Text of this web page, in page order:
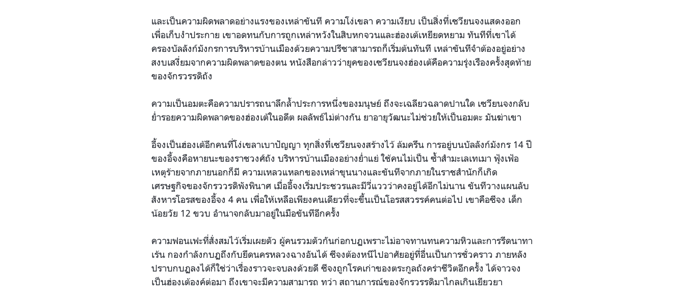
และเป็นความผิดพลาดอย่างแรงของเหล่าขันที ความโง่เขลา ความเงียบ เป็นสิ่งที่เซวียนจงแสดงออก
เพื่อเก็บงำประกาย เขาอดทนกับการถูกเหล่าหวังในสิบหกจวนและฮ่องเต้เหยียดหยาม ทันทีที่เขาได้
ครองบัลลังก์มังกรการบริหารบ้านเมืองด้วยความปรีชาสามารถก็เริ่มต้นทันที เหล่าขันทีจำต้องอยู่อย่าง
สงบเสงี่ยมจากความผิดพลาดของตน หนังสือกล่าวว่ายุคของเซวียนจงฮ่องเต้คือความรุ่งเรืองครั้งสุดท้าย
ของจักรวรรดิถัง
ความเป็นอมตะคือความปรารถนาลึกล้ำประการหนึ่งของมนุษย์ ถึงจะเฉลียวฉลาดปานใด เซวียนจงกลับ
ย่ำรอยความผิดพลาดของฮ่องเต้ในอดีต ผลลัพธ์ไม่ต่างกัน ยาอายุวัฒนะไม่ช่วยให้เป็นอมตะ มันฆ่าเขา
อี้จงเป็นฮ่องเต้อีกคนที่โง่เขลาเบาปัญญา ทุกสิ่งที่เซวียนจงสร้างไว้ ล้มครึน การอยู่บนบัลลังก์มังกร 14 ปี
ของอี้จงคือหายนะของราชวงศ์ถัง บริหารบ้านเมืองอย่างย่ำแย่ ใช้คนไม่เป็น ซ้ำสำมะเลเทเมา ฟุ้งเฟ้อ
เหตุร้ายจากภายนอกก็มี ความเหลวแหลกของเหล่าขุนนางและขันทีจากภายในราชสำนักก็เกิด
เศรษฐกิจของจักรววรดิพังพินาศ เมื่ออี้จงเริ่มประชวรและมีวี่แววว่าคงอยู่ได้อีกไม่นาน ขันทีวางแผนลับ
สังหารโอรสของอี้จง 4 คน เพื่อให้เหลือเพียงคนเดียวที่จะขึ้นเป็นโอรสสวรรค์คนต่อไป เขาคือซีจง เด็ก
น้อยวัย 12 ขวบ อำนาจกลับมาอยู่ในมือขันทีอีกครั้ง
ความฟอนเฟะที่สั่งสมไว้เริ่มเผยตัว ผู้คนรวมตัวกันก่อกบฏเพราะไม่อาจทานทนความหิวและการรีดนาทา
เร้น กองกำลังกบฏถึงกับยึดนครหลวงฉางอันได้ ซีจงต้องหนีไปอาศัยอยู่ที่อื่นเป็นการชั่วคราว ภายหลัง
ปราบกบฏลงได้ก็ใช่ว่าเรื่องราวจะจบลงด้วยดี ซีจงถูกโรคเก่าของตระกูลถังคร่าชีวิตอีกครั้ง ได้จาวจง
เป็นฮ่องเต้องค์ต่อมา ถึงเขาจะมีความสามารถ ทว่า สถานการณ์ของจักรวรรดิมาไกลเกินเยียวยา